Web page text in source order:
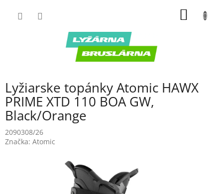
Lyžiarske topánky Atomic HAWX
PRIME XTD 110 BOA GW,
Black/Orange
2090308/26
Značka: Atomic